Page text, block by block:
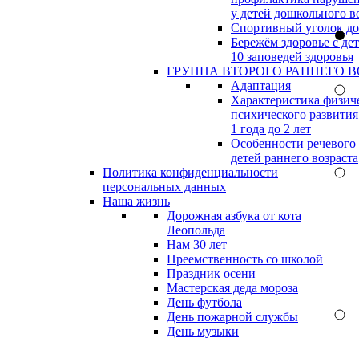
у детей дошкольного
Спортивный уголок
Бережём здоровье с
10 заповедей здоровья
ГРУППА ВТОРОГО РАННЕГО
Адаптация
Характеристика
психического
1 года до 2 лет
Особенности речевого
детей раннего возраста
Политика конфиденциальности
персональных данных
Наша жизнь
Дорожная азбука от кота
Леопольда
Нам 30 лет
Преемственность со школой
Праздник осени
Мастерская деда мороза
День футбола
День пожарной службы
День музыки